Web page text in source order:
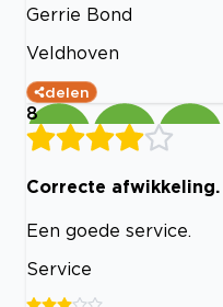
Gerrie Bond
Veldhoven
delen
8
Correcte afwikkeling.
Een goede service.
Service